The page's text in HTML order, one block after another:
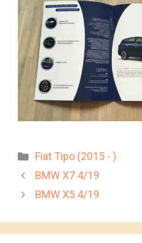
Kategorien
Fiat Tipo (2015 - )
BMW X7 4/19
BMW X5 4/19